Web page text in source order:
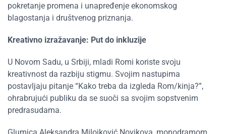
pokretanje promena i unapređenje ekonomskog
blagostanja i društvenog priznanja.
Kreativno izražavanje: Put do inkluzije
U Novom Sadu, u Srbiji, mladi Romi koriste svoju
kreativnost da razbiju stigmu. Svojim nastupima
postavljaju pitanje “Kako treba da izgleda Rom/kinja?”,
ohrabrujući publiku da se suoči sa svojim sopstvenim
predrasudama.